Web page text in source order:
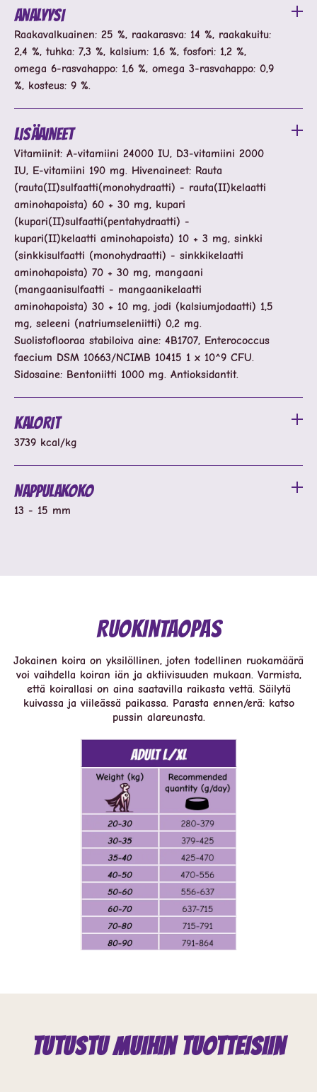
Analyysi
Raakavalkuainen: 25 %, raakarasva: 14 %, raakakuitu:
2,4 %, tuhka: 7,3 %, kalsium: 1,6 %, fosfori: 1,2 %,
omega 6-rasvahappo: 1,6 %, omega 3-rasvahappo: 0,9
%, kosteus: 9 %.
Lisäaineet
Vitamiinit: A-vitamiini 24000 IU, D3-vitamiini 2000
IU, E-vitamiini 190 mg. Hivenaineet: Rauta
(rauta(II)sulfaatti(monohydraatti) - rauta(II)kelaatti
aminohapoista) 60 + 30 mg, kupari
(kupari(II)sulfaatti(pentahydraatti) -
kupari(II)kelaatti aminohapoista) 10 + 3 mg, sinkki
(sinkkisulfaatti (monohydraatti) - sinkkikelaatti
aminohapoista) 70 + 30 mg, mangaani
(mangaanisulfaatti - mangaanikelaatti
aminohapoista) 30 + 10 mg, jodi (kalsiumjodaatti) 1,5
mg, seleeni (natriumseleniitti) 0,2 mg.
Suolistoflooraa stabiloiva aine: 4B1707, Enterococcus
faecium DSM 10663/NCIMB 10415 1 x 10^9 CFU.
Sidosaine: Bentoniitti 1000 mg. Antioksidantit.
Kalorit
3739 kcal/kg
Nappulakoko
13 - 15 mm
Ruokintaopas
Jokainen koira on yksilöllinen, joten todellinen ruokamäärä
voi vaihdella koiran iän ja aktiivisuuden mukaan. Varmista,
että koirallasi on aina saatavilla raikasta vettä. Säilytä
kuivassa ja viileässä paikassa. Parasta ennen/erä: katso
pussin alareunasta.
Tutustu muihin tuotteisiin